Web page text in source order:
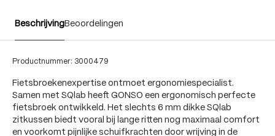
BeschrijvingBeoordelingen
Productnummer: 3000479
Fietsbroekenexpertise ontmoet ergonomiespecialist.
Samen met SQlab heeft GONSO een ergonomisch perfecte
fietsbroek ontwikkeld. Het slechts 6 mm dikke SQlab
zitkussen biedt vooral bij lange ritten nog maximaal comfort
en voorkomt pijnlijke schuifkrachten door wrijving in de